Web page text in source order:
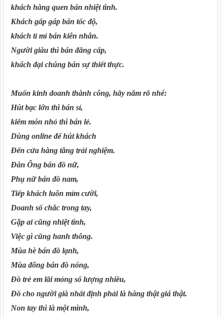
khách hàng quen bán nhiệt tình.
Khách gấp gáp bán tốc độ,
khách tỉ mỉ bán kiên nhẫn.
Người giàu thì bán đẳng cấp,
khách đại chúng bán sự thiết thực.
Muốn kinh doanh thành công, hãy nắm rõ nhé:
Hút bạc lớn thì bán sỉ,
kiếm món nhỏ thì bán lẻ.
Dùng online để hút khách
Đến cửa hàng tăng trải nghiệm.
Đàn Ông bán đồ nữ,
Phụ nữ bán đồ nam,
Tiếp khách luôn mỉm cười,
Doanh số chắc trong tay,
Gặp ai cũng nhiệt tình,
Việc gì cũng hanh thông.
Mùa hè bán đồ lạnh,
Mùa đông bán đồ nóng,
Đồ trẻ em lãi mỏng số lượng nhiều,
Đồ cho người già nhất định phải là hàng thật giá thật.
Non tay thì là một mình,